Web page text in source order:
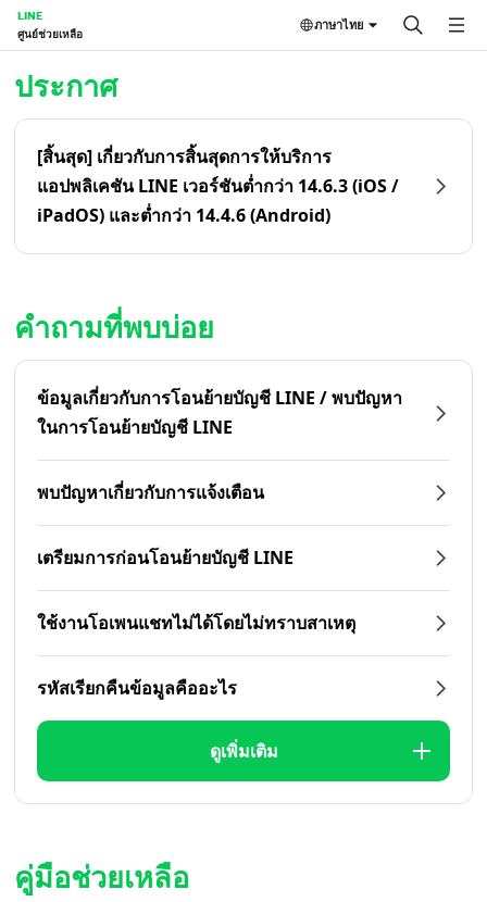
LINE
ศูนย์ช่วยเหลือ
ภาษาไทย
ประกาศ
[สิ้นสุด] เกี่ยวกับการสิ้นสุดการให้บริการ
แอปพลิเคชัน LINE เวอร์ชันต่ำกว่า 14.6.3 (iOS /
iPadOS) และต่ำกว่า 14.4.6 (Android)
คำถามที่พบบ่อย
ข้อมูลเกี่ยวกับการโอนย้ายบัญชี LINE / พบปัญหา
ในการโอนย้ายบัญชี LINE
พบปัญหาเกี่ยวกับการแจ้งเตือน
เตรียมการก่อนโอนย้ายบัญชี LINE
ใช้งานโอเพนแชทไม่ได้โดยไม่ทราบสาเหตุ
รหัสเรียกคืนข้อมูลคืออะไร
ดูเพิ่มเติม
คู่มือช่วยเหลือ